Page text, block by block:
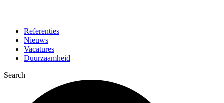
Referenties
Nieuws
Vacatures
Duurzaamheid
Search